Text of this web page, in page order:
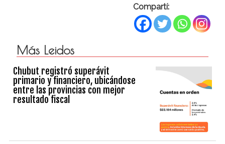
Compartí:
Más Leidos
Chubut registró superávit
primario y financiero, ubicándose
entre las provincias con mejor
resultado fiscal